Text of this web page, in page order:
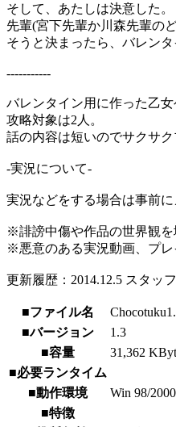
そして、あたしは決意した。
先輩(宮下先輩か川森先輩の
そうと決まったら、バレン
-----------
バレンタイン用に作った乙女
攻略対象は2人。
話の内容は短いのでサクサク
-実況について-
実況などをする場合は事前
※誹謗中傷や作品の世界観を
※悪意のある実況動画、プレ
更新履歴：2014.12.5 スタッ
■ファイル名
■バージョン
1.3
■容量
31,362
■必要ランタイム
■動作環境
Win 98/
■特徴